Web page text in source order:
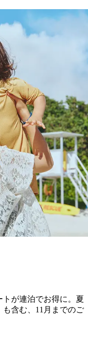
が連泊でお得に。夏
含む、11月までのご